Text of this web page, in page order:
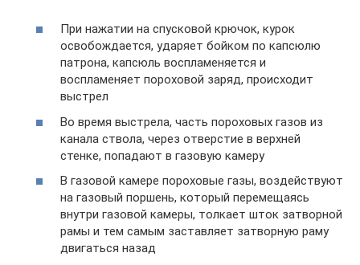
При нажатии на спусковой крючок, курок
освобождается, ударяет бойком по капсюлю
патрона, капсюль воспламеняется и
воспламеняет пороховой заряд, происходит
выстрел
Во время выстрела, часть пороховых газов из
канала ствола, через отверстие в верхней
стенке, попадают в газовую камеру
В газовой камере пороховые газы, воздействуют
на газовый поршень, который перемещаясь
внутри газовой камеры, толкает шток затворной
рамы и тем самым заставляет затворную раму
двигаться назад